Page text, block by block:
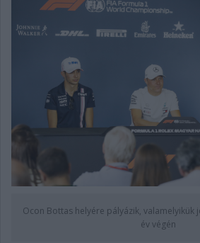
Ocon Bottas helyére pályázik, valamelyikük
év végén